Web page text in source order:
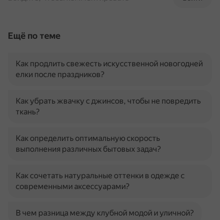
Ещё по теме
Как продлить свежесть искусственной новогодней
елки после праздников?
Как убрать жвачку с джинсов, чтобы не повредить
ткань?
Как определить оптимальную скорость
выполнения различных бытовых задач?
Как сочетать натуральные оттенки в одежде с
современными аксессуарами?
В чем разница между клубной модой и уличной?